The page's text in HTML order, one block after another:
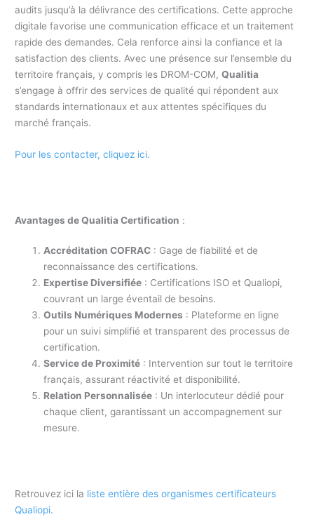
audits jusqu’à la délivrance des certifications. Cette approche
digitale favorise une communication efficace et un traitement
rapide des demandes. Cela renforce ainsi la confiance et la
satisfaction des clients. Avec une présence sur l’ensemble du
territoire français, y compris les DROM-COM,Qualitia
s’engage à offrir des services de qualité qui répondent aux
standards internationaux et aux attentes spécifiques du
marché français.
Pour les contacter, cliquez ici.
Avantages de Qualitia Certification :
Accréditation COFRAC : Gage de fiabilité et de
reconnaissance des certifications.
Expertise Diversifiée : Certifications ISO et Qualiopi,
couvrant un large éventail de besoins.
Outils Numériques Modernes : Plateforme en ligne
pour un suivi simplifié et transparent des processus de
certification.
Service de Proximité : Intervention sur tout le territoire
français, assurant réactivité et disponibilité.
Relation Personnalisée : Un interlocuteur dédié pour
chaque client, garantissant un accompagnement sur
mesure.
Retrouvez ici la liste entière des organismes certificateurs
Qualiopi.